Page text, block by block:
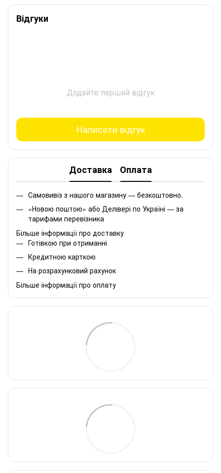
Відгуки
Додайте перший відгук
Написати відгук
Доставка Оплата
Самовивіз з нашого магазину — безкоштовно.
«Новою поштою» або Делівері по Україні — за
тарифами перевізника
Більше інформації про доставку
Готівкою при отриманні
Кредитною карткою
На розрахунковий рахунок
Більше інформації про оплату